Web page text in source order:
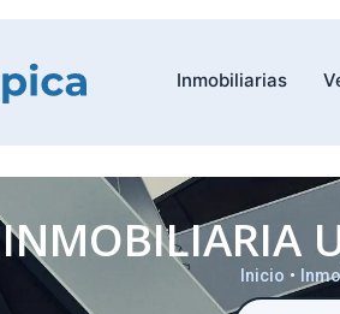
Inmobiliarias
INMOBILIARIA
Inicio •